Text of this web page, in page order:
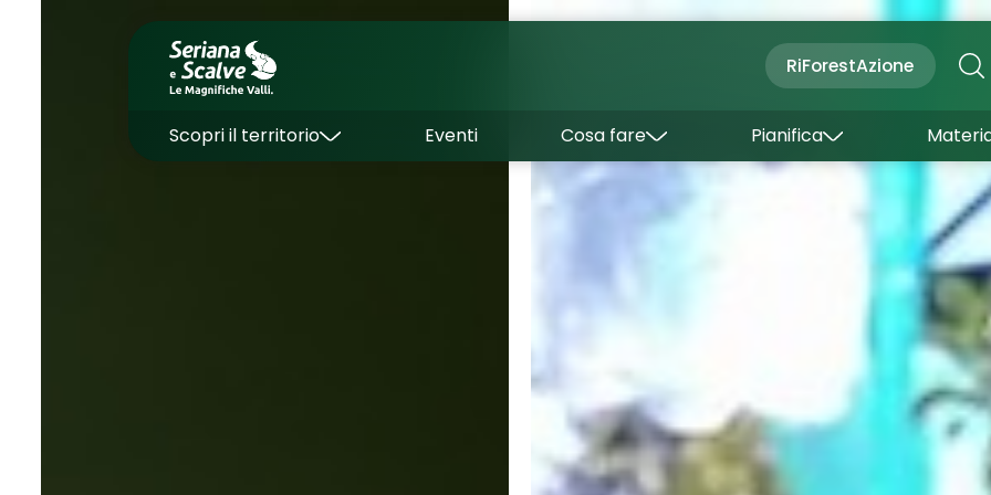
RiForestAzione
Scopri il territorio Eventi Cosa fare
Con bambini
Inverno
Estate
Pianifica
Dove dormire
Come arrivare
Come muoversi
Wishlist
Uffici turistici